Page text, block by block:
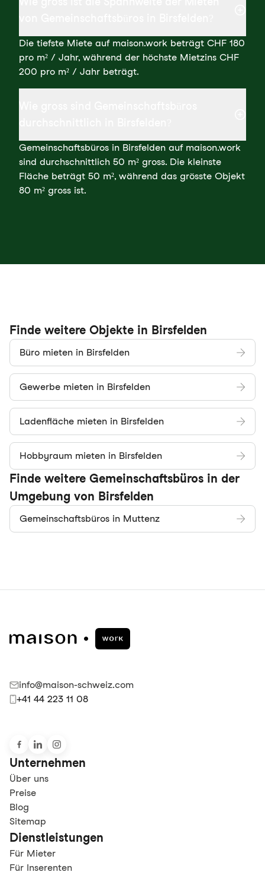
Die tiefste Miete auf maison.work beträgt CHF 180
pro m² / Jahr, während der höchste Mietzins CHF
200 pro m² / Jahr beträgt.
Gemeinschaftsbüros in Birsfelden auf maison.work
sind durchschnittlich 50 m² gross. Die kleinste
Fläche beträgt 50 m², während das grösste Objekt
80 m² gross ist.
Finde weitere Objekte in Birsfelden
Büro mieten in Birsfelden
Gewerbe mieten in Birsfelden
Ladenfläche mieten in Birsfelden
Hobbyraum mieten in Birsfelden
Finde weitere Gemeinschaftsbüros in der
Umgebung von Birsfelden
Gemeinschaftsbüros in Muttenz
info@maison-schweiz.com
+41 44 223 11 08
Unternehmen
Über uns
Preise
Blog
Sitemap
Dienstleistungen
Für Mieter
Für Inserenten